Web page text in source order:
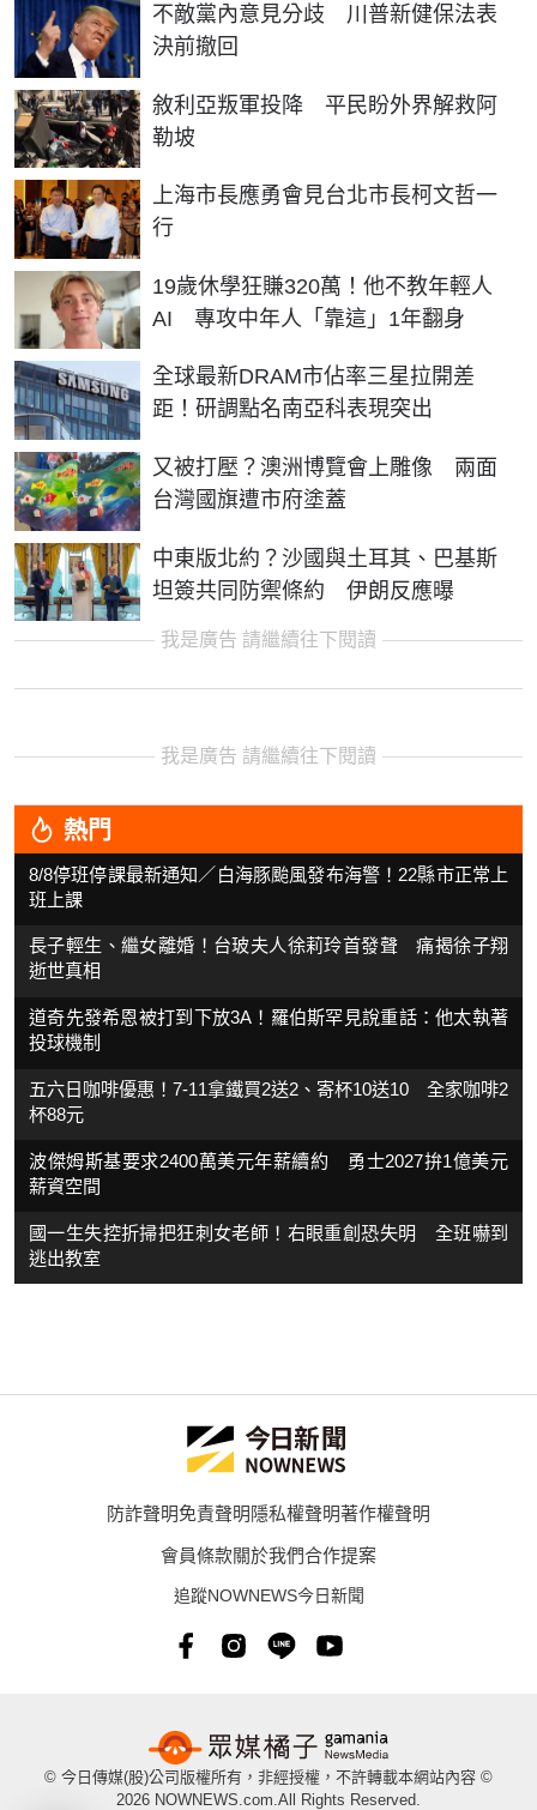
不敵黨內意見分歧 川普新健保法表
決前撤回
敘利亞叛軍投降 平民盼外界解救阿
勒坡
上海市長應勇會見台北市長柯文哲一
行
19歲休學狂賺320萬！他不教年輕人
AI 專攻中年人「靠這」1年翻身
全球最新DRAM市佔率三星拉開差
距！研調點名南亞科表現突出
又被打壓？澳洲博覽會上雕像 兩面
台灣國旗遭市府塗蓋
中東版北約？沙國與土耳其、巴基斯
坦簽共同防禦條約 伊朗反應曝
我是廣告 請繼續往下閱讀
我是廣告 請繼續往下閱讀
熱門
8/8停班停課最新通知／白海豚颱風發布海警！22縣市正常上
班上課
長子輕生、繼女離婚！台玻夫人徐莉玲首發聲 痛揭徐子翔
逝世真相
道奇先發希恩被打到下放3A！羅伯斯罕見說重話：他太執著
投球機制
五六日咖啡優惠！7-11拿鐵買2送2、寄杯10送10 全家咖啡2
杯88元
波傑姆斯基要求2400萬美元年薪續約 勇士2027拚1億美元
薪資空間
國一生失控折掃把狂刺女老師！右眼重創恐失明 全班嚇到
逃出教室
防詐聲明免責聲明隱私權聲明著作權聲明
會員條款關於我們合作提案
追蹤NOWNEWS今日新聞
© 今日傳媒(股)公司版權所有，非經授權，不許轉載本網站內容 ©
2026 NOWNEWS.com.All Rights Reserved.